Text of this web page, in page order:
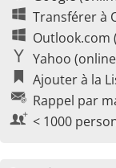
Transférer à
Outlook.com
Yahoo
Ajouter à la
Rappel par
< 1000